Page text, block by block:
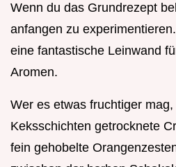
Wenn du das Grundrezept
anfangen zu
eine fantastische Leinwand
Aromen.
Wer es etwas fruchtiger
Keksschichten getrocknete
fein gehobelte